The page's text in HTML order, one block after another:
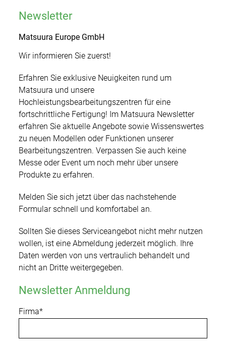
Gebrauchtmaschinen
Werkzeug/Formenbau
Medizintechnik
Schulungen
Digitale Unternehmensbroschüre
Presse
Messen & Events
Kontakt
Newsletter
Matsuura Europe GmbH
Wir informieren Sie zuerst!
Erfahren Sie exklusive Neuigkeiten rund um
Matsuura und unsere
Hochleistungsbearbeitungszentren für eine
fortschrittliche Fertigung! Im Matsuura Newsletter
erfahren Sie aktuelle Angebote sowie Wissenswertes
zu neuen Modellen oder Funktionen unserer
Bearbeitungszentren. Verpassen Sie auch keine
Messe oder Event um noch mehr über unsere
Produkte zu erfahren.
Melden Sie sich jetzt über das nachstehende
Formular schnell und komfortabel an.
Sollten Sie dieses Serviceangebot nicht mehr nutzen
wollen, ist eine Abmeldung jederzeit möglich. Ihre
Daten werden von uns vertraulich behandelt und
nicht an Dritte weitergegeben.
Newsletter Anmeldung
Firma*